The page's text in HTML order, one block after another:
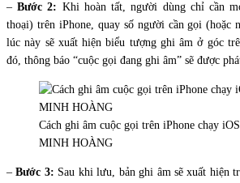
–Bước 2: Khi hoàn tất, người dùng chỉ cần
thoại) trên iPhone, quay số người cần gọi (hoặc
lúc này sẽ xuất hiện biểu tượng ghi âm ở góc
đó, thông báo “cuộc gọi đang ghi âm” sẽ được
Cách ghi âm cuộc gọi trên iPhone chạy
MINH HOÀNG
–Bước 3: Sau khi lưu, bản ghi âm sẽ xuất hiện